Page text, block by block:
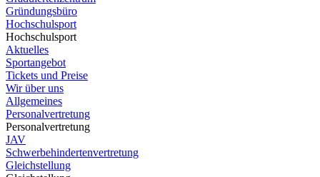
Gründungsbüro
Hochschulsport
Hochschulsport
Aktuelles
Sportangebot
Tickets und Preise
Wir über uns
Allgemeines
Personalvertretung
Personalvertretung
JAV
Schwerbehindertenvertretung
Gleichstellung